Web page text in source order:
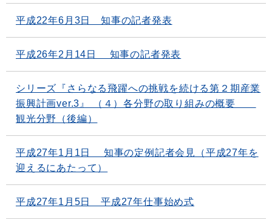
平成22年6月3日 知事の記者発表
平成26年2月14日 知事の記者発表
シリーズ『さらなる飛躍への挑戦を続ける第２期産業
振興計画ver.3』 （４）各分野の取り組みの概要
観光分野（後編）
平成27年1月1日 知事の定例記者会見（平成27年を
迎えるにあたって）
平成27年1月5日 平成27年仕事始め式